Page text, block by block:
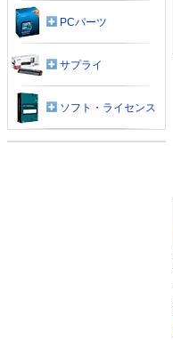
PCパーツ
サプライ
ソフト・ライセンス